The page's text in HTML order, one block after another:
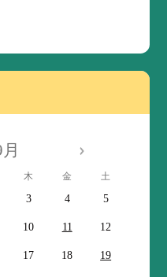
木 金 土
3 4 5
10 11 12
17 18 19